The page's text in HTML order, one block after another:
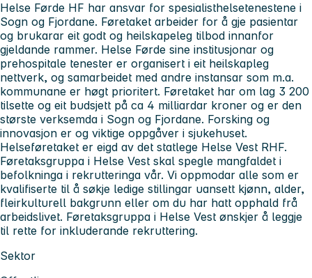
Helse Førde HF har ansvar for spesialisthelsetenestene i
Sogn og Fjordane. Føretaket arbeider for å gje pasientar
og brukarar eit godt og heilskapeleg tilbod innanfor
gjeldande rammer. Helse Førde sine institusjonar og
prehospitale tenester er organisert i eit heilskapleg
nettverk, og samarbeidet med andre instansar som m.a.
kommunane er høgt prioritert. Føretaket har om lag 3 200
tilsette og eit budsjett på ca 4 milliardar kroner og er den
største verksemda i Sogn og Fjordane. Forsking og
innovasjon er og viktige oppgåver i sjukehuset.
Helseføretaket er eigd av det statlege Helse Vest RHF.
Føretaksgruppa i Helse Vest skal spegle mangfaldet i
befolkninga i rekrutteringa vår. Vi oppmodar alle som er
kvalifiserte til å søkje ledige stillingar uansett kjønn, alder,
fleirkulturell bakgrunn eller om du har hatt opphald frå
arbeidslivet. Føretaksgruppa i Helse Vest ønskjer å leggje
til rette for inkluderande rekruttering.
Sektor